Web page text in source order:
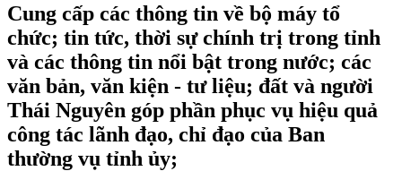
Cung cấp các thông tin về bộ máy tổ
chức; tin tức, thời sự chính trị trong tỉnh
và các thông tin nổi bật trong nước; các
văn bản, văn kiện - tư liệu; đất và người
Thái Nguyên góp phần phục vụ hiệu quả
công tác lãnh đạo, chỉ đạo của Ban
thường vụ tỉnh ủy;